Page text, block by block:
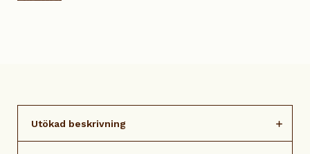
Utökad beskrivning